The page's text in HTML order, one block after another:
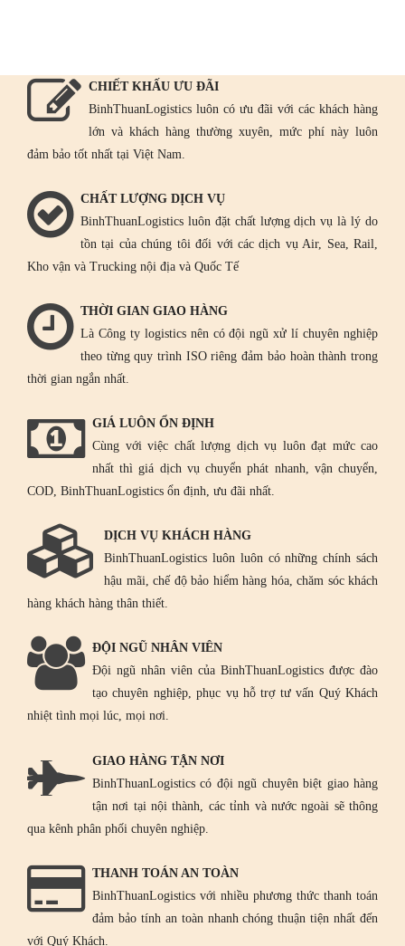
CHIẾT KHẤU ƯU ĐÃI
BinhThuanLogistics luôn có ưu đãi với các khách hàng
lớn và khách hàng thường xuyên, mức phí này luôn
đảm bảo tốt nhất tại Việt Nam.
CHẤT LƯỢNG DỊCH VỤ
BinhThuanLogistics luôn đặt chất lượng dịch vụ là lý do
tồn tại của chúng tôi đối với các dịch vụ Air, Sea, Rail,
Kho vận và Trucking nội địa và Quốc Tế
THỜI GIAN GIAO HÀNG
Là Công ty logistics nên có đội ngũ xử lí chuyên nghiệp
theo từng quy trình ISO riêng đảm bảo hoàn thành trong
thời gian ngắn nhất.
GIÁ LUÔN ỔN ĐỊNH
Cùng với việc chất lượng dịch vụ luôn đạt mức cao
nhất thì giá dịch vụ chuyển phát nhanh, vận chuyển,
COD, BinhThuanLogistics ổn định, ưu đãi nhất.
DỊCH VỤ KHÁCH HÀNG
BinhThuanLogistics luôn luôn có những chính sách
hậu mãi, chế độ bảo hiểm hàng hóa, chăm sóc khách
hàng khách hàng thân thiết.
ĐỘI NGŨ NHÂN VIÊN
Đội ngũ nhân viên của BinhThuanLogistics được đào
tạo chuyên nghiệp, phục vụ hỗ trợ tư vấn Quý Khách
nhiệt tình mọi lúc, mọi nơi.
GIAO HÀNG TẬN NƠI
BinhThuanLogistics có đội ngũ chuyên biệt giao hàng
tận nơi tại nội thành, các tỉnh và nước ngoài sẽ thông
qua kênh phân phối chuyên nghiệp.
THANH TOÁN AN TOÀN
BinhThuanLogistics với nhiều phương thức thanh toán
đảm bảo tính an toàn nhanh chóng thuận tiện nhất đến
với Quý Khách.